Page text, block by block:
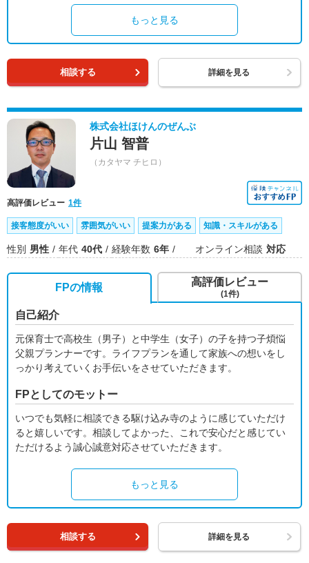
もっと見る
相談する 詳細を見る
株式会社ほけんのぜんぶ
片山 智普
（カタヤマ チヒロ）
高評価レビュー 1件
接客態度がいい 雰囲気がいい 提案力がある 知識・スキルがある
性別 男性 年代 40代 経験年数 6年 オンライン相談 対応
FPの情報
自己紹介
元保育士で高校生（男子）と中学生（女子）の子を持つ子煩悩
父親プランナーです。ライフプランを通して家族への想いをし
っかり考えていくお手伝いをさせていただきます。
FPとしてのモットー
いつでも気軽に相談できる駆け込み寺のように感じていただけ
ると嬉しいです。相談してよかった、これで安心だと感じてい
ただけるよう誠心誠意対応させていただきます。
もっと見る
高評価レビュー
(1件)
相談する 詳細を見る